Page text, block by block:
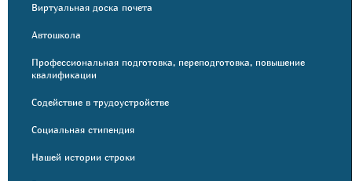
Виртуальная доска почета
Автошкола
Профессиональная подготовка, переподготовка, повышение
квалификации
Содействие в трудоустройстве
Социальная стипендия
Нашей истории строки